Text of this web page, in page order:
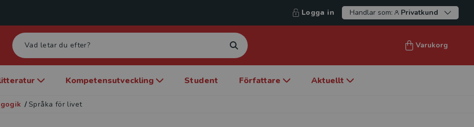
Logga in Handlar som: Privatkund
Varukorg
Kompetensutveckling Student Författare Aktuellt
/ Språka för livet